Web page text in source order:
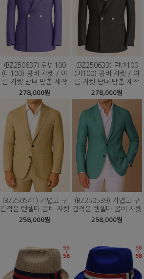
(BZ250637) 린넨100
(마100) 콤비 자켓 / 여
름 자켓 남녀 맞춤 제작
278,000원
(BZ250633) 린넨100
(마100) 콤비 자켓 / 여
름 자켓 남녀 맞춤 제작
278,000원
(BZ250541) 가볍고 구
김적은 텐셀마 콤비 자켓
258,000원
(BZ250539) 가볍고 구
김적은 텐셀마 콤비 자켓
258,000원